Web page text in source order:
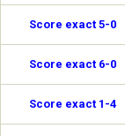
Score exact 5-0
Score exact 6-0
Score exact 1-4